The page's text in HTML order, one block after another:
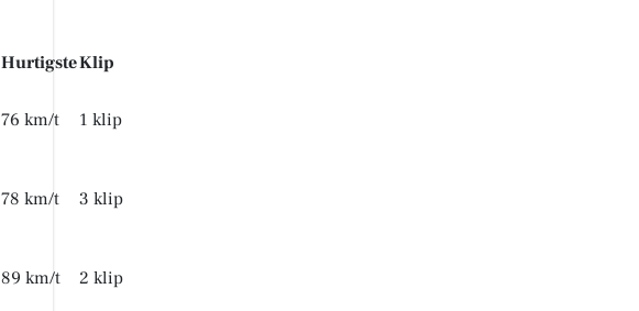
HurtigsteKlip
76 km/t 1 klip
78 km/t 3 klip
89 km/t 2 klip